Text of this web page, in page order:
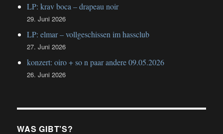
LP: krav boca – drapeau noir
29. Juni 2026
LP: elmar – vollgeschissen im hassclub
27. Juni 2026
konzert: oiro + so n paar andere 09.05.2026
26. Juni 2026
WAS GIBT’S?